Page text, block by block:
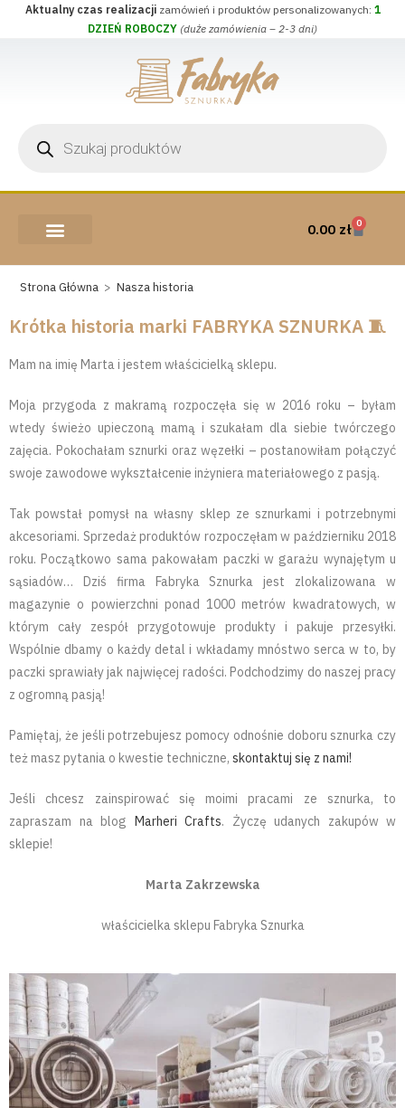
Aktualny czas realizacjizamówień i produktów personalizowanych: 1
DZIEŃ ROBOCZY (duże zamówienia – 2-3 dni)
0.00 zł 0
Strona Główna > Nasza historia
Krótka historia marki FABRYKA SZNURKA 🧵
Mam na imię Marta i jestem właścicielką sklepu.
Moja przygoda z makramą rozpoczęła się w 2016 roku – byłam
wtedy świeżo upieczoną mamą i szukałam dla siebie twórczego
zajęcia. Pokochałam sznurki oraz węzełki – postanowiłam połączyć
swoje zawodowe wykształcenie inżyniera materiałowego z pasją.
Tak powstał pomysł na własny sklep ze sznurkami i potrzebnymi
akcesoriami. Sprzedaż produktów rozpoczęłam w październiku 2018
roku. Początkowo sama pakowałam paczki w garażu wynajętym u
sąsiadów… Dziś firma Fabryka Sznurka jest zlokalizowana w
magazynie o powierzchni ponad 1000 metrów kwadratowych, w
którym cały zespół przygotowuje produkty i pakuje przesyłki.
Wspólnie dbamy o każdy detal i wkładamy mnóstwo serca w to, by
paczki sprawiały jak najwięcej radości. Podchodzimy do naszej pracy
z ogromną pasją!
Pamiętaj, że jeśli potrzebujesz pomocy odnośnie doboru sznurka czy
też masz pytania o kwestie techniczne, skontaktuj się z nami!
Jeśli chcesz zainspirować się moimi pracami ze sznurka, to
zapraszam na blog Marheri Crafts. Życzę udanych zakupów w
sklepie!
Marta Zakrzewska
właścicielka sklepu Fabryka Sznurka